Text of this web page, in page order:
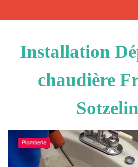
Installation
chaudière